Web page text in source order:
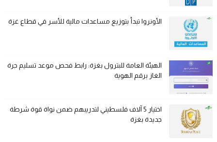
الأونروا تبدأ بتوزيع مساعدات مالية للأسر في قطاع غزة
الهيئة العامة للبترول بغزة: رابط فحص موعد تسليم جرة
الغاز برقم الهوية
اختيار 5 آلاف فلسطيني لتدريبهم ضمن نواة قوة شرطة
جديدة بغزة